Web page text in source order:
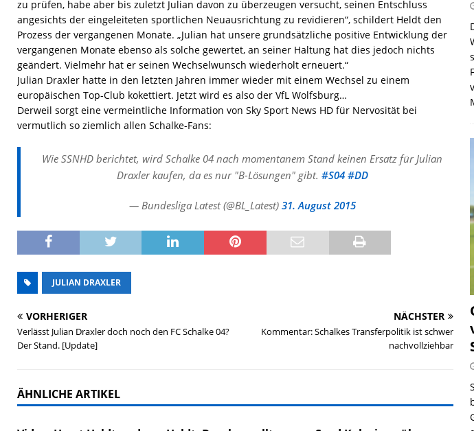
zu prüfen, habe aber bis zuletzt Julian davon zu überzeugen versucht, seinen Entschluss
angesichts der eingeleiteten sportlichen Neuausrichtung zu revidieren“, schildert Heldt den
Prozess der vergangenen Monate. „Julian hat unsere grundsätzliche positive Entwicklung der
vergangenen Monate ebenso als solche gewertet, an seiner Haltung hat dies jedoch nichts
geändert. Vielmehr hat er seinen Wechselwunsch wiederholt erneuert.“
Julian Draxler hatte in den letzten Jahren immer wieder mit einem Wechsel zu einem
europäischen Top-Club kokettiert. Jetzt wird es also der VfL Wolfsburg…
Derweil sorgt eine vermeintliche Information von Sky Sport News HD für Nervosität bei
vermutlich so ziemlich allen Schalke-Fans:
Wie SSNHD berichtet, wird Schalke 04 nach momentanem Stand keinen Ersatz für Julian
Draxler kaufen, da es nur "B-Lösungen" gibt. #S04 #DD
— Bundesliga Latest (@BL_Latest) 31. August 2015
JULIAN DRAXLER
VORHERIGER
Verlässt Julian Draxler doch noch den FC Schalke 04?
Der Stand. [Update]
NÄCHSTER
Kommentar: Schalkes Transferpolitik ist schwer
nachvollziehbar
ÄHNLICHE ARTIKEL